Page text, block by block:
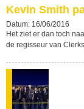
Kevin Smith
Datum: 16/06/2016
Het ziet er dan toch
de regisseur van